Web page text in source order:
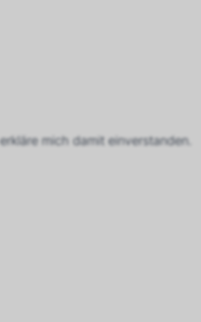
mich damit einverstanden.